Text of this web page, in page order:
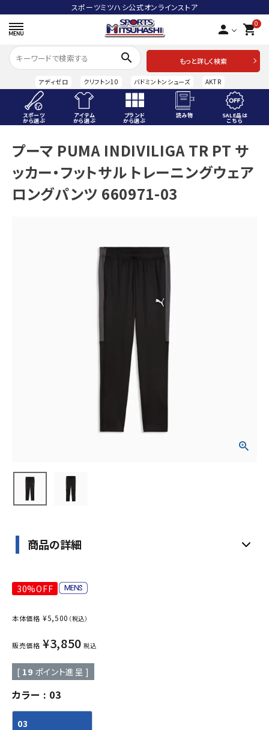
スポーツミツハシ公式オンラインストア
person 0
shopping_cart
search
もっと詳しく検索
アディゼロ クリフトン10 バドミントンシューズ AKTR
スポーツ
から選ぶ
アイテム
から選ぶ
ブランド
から選ぶ
読み物 SALE品は
こちら
ACCOUNT MENU
ようこそ ゲスト 様
meeting_room ログイン person 会員登録
プーマ PUMA INDIVILIGA TR PT サ
ッカー・フットサル トレーニングウェア
ロングパンツ 660971-03
商品の詳細
30%OFF
本体価格 ¥5,500 （税込）
販売価格 ¥3,850 税込
[ 19 ポイント進呈 ]
カラー 03
03